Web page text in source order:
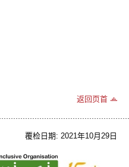
返回页首
覆检日期: 2021年10月29日